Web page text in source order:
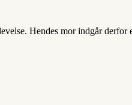
Hendes mor indgår